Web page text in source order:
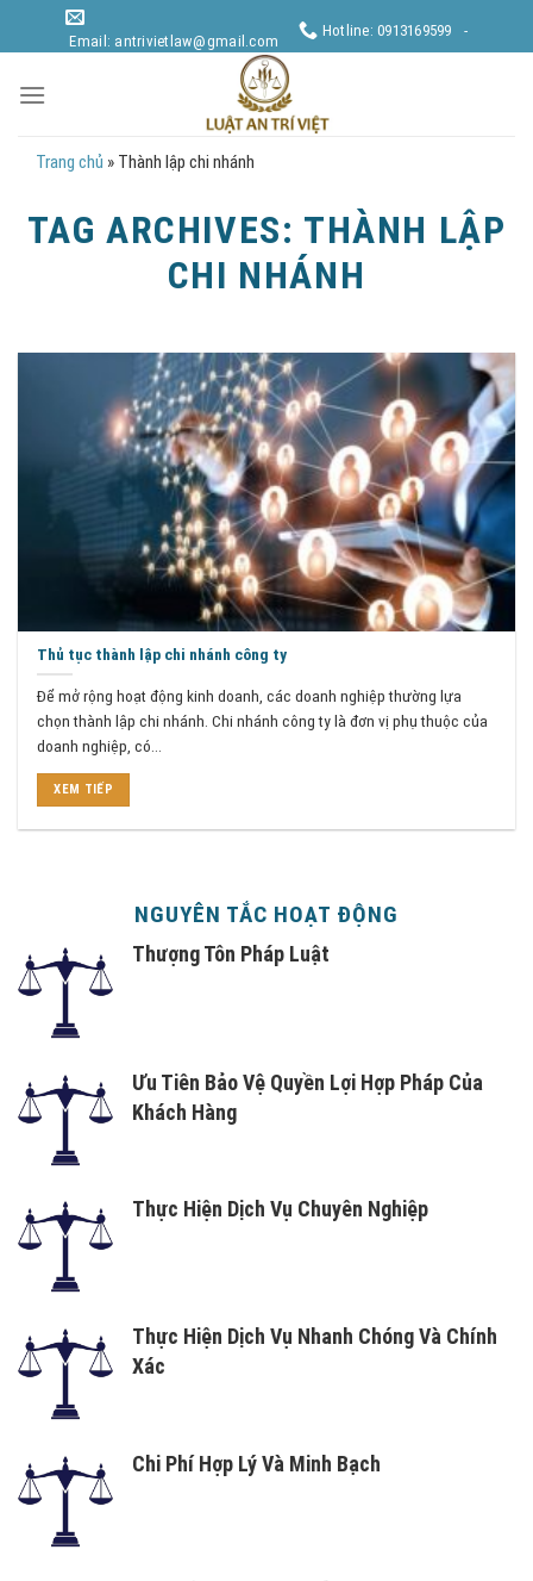
Email: antrivietlaw@gmail.com
Hotline: 0913169599 -
Trang chủ » Thành lập chi nhánh
TAG ARCHIVES: THÀNH LẬP
CHI NHÁNH
Thủ tục thành lập chi nhánh công ty
Để mở rộng hoạt động kinh doanh, các doanh nghiệp thường lựa
chọn thành lập chi nhánh. Chi nhánh công ty là đơn vị phụ thuộc của
doanh nghiệp, có...
XEM TIẾP
NGUYÊN TẮC HOẠT ĐỘNG
Thượng Tôn Pháp Luật
Ưu Tiên Bảo Vệ Quyền Lợi Hợp Pháp Của
Khách Hàng
Thực Hiện Dịch Vụ Chuyên Nghiệp
Thực Hiện Dịch Vụ Nhanh Chóng Và Chính
Xác
Chi Phí Hợp Lý Và Minh Bạch